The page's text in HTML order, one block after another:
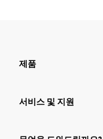
제품
서비스 및 지원